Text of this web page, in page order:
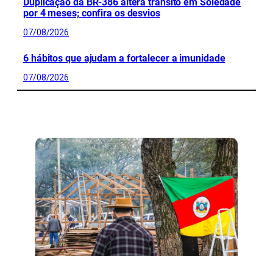
por 4 meses; confira os desvios
07/08/2026
6 hábitos que ajudam a fortalecer a imunidade
07/08/2026